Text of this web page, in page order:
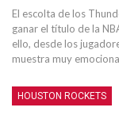
El escolta de los
ganar el título de la
ello, desde los
muestra muy
HOUSTON ROCKETS